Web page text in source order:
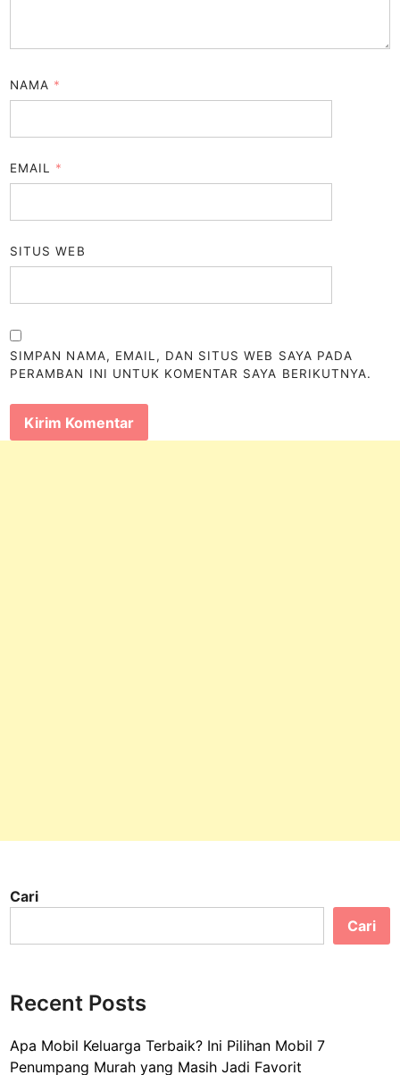
NAMA *
EMAIL *
SITUS WEB
SIMPAN NAMA, EMAIL, DAN SITUS WEB SAYA PADA
PERAMBAN INI UNTUK KOMENTAR SAYA BERIKUTNYA.
Cari
Cari
Recent Posts
Apa Mobil Keluarga Terbaik? Ini Pilihan Mobil 7
Penumpang Murah yang Masih Jadi Favorit